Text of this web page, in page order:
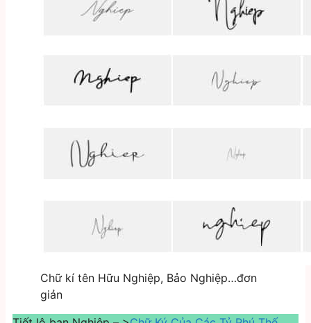
Chữ kí tên Hữu Nghiệp, Bảo Nghiệp…đơn
giản